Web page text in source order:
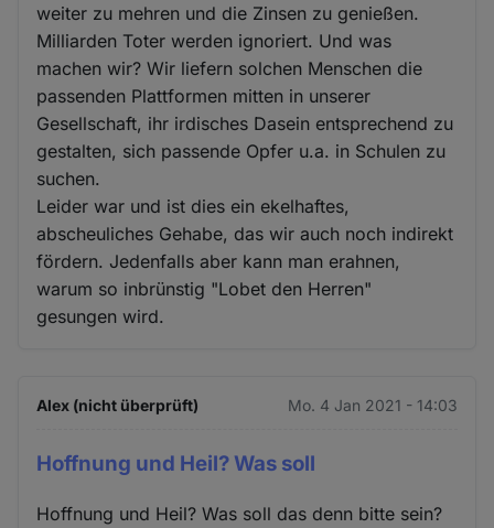
weiter zu mehren und die Zinsen zu genießen.
Milliarden Toter werden ignoriert. Und was
machen wir? Wir liefern solchen Menschen die
passenden Plattformen mitten in unserer
Gesellschaft, ihr irdisches Dasein entsprechend zu
gestalten, sich passende Opfer u.a. in Schulen zu
suchen.
Leider war und ist dies ein ekelhaftes,
abscheuliches Gehabe, das wir auch noch indirekt
fördern. Jedenfalls aber kann man erahnen,
warum so inbrünstig "Lobet den Herren"
gesungen wird.
Alex (nicht überprüft) Mo. 4 Jan 2021 - 14:03
Hoffnung und Heil? Was soll
Hoffnung und Heil? Was soll das denn bitte sein?